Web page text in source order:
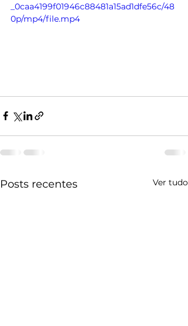
_0caa4199f01946c88481a15ad1dfe56c/48
0p/mp4/file.mp4
Posts recentes Ver tudo